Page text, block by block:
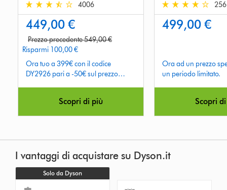
3.9
stars
out
of
5
from
4006
4006
449,00 €
Prezzo precedente 549,00 €
Risparmi 100,00 €
Ora tuo a 399€ con il codice
DY2926 pari a -50€ sul prezzo
Scopri di più
4.1
stars
from
256
256
499,00 €
Ora ad un prezzo
un periodo limitato.
Scopri
I vantaggi di acquistare su Dyson.it
Solo da Dyson